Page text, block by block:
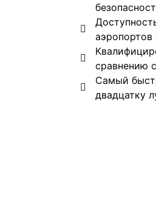
аэропортов
сравнению
Самый
двадцатку